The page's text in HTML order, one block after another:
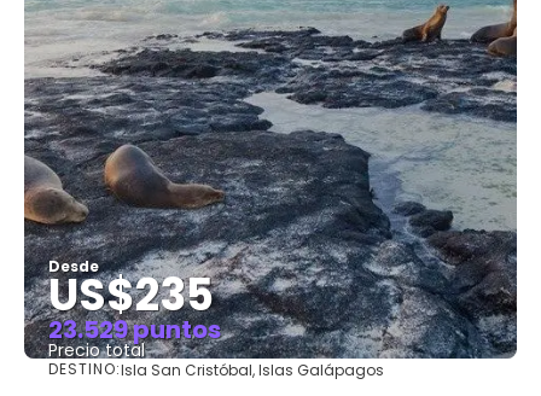
Desde
US$235
23.529 puntos
Precio total
Ver
DESTINO:Isla San Cristóbal, Islas Galápagos